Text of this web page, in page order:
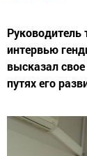
Руководитель
интервью
высказал
путях его